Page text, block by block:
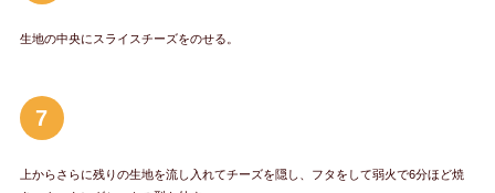
生地の中央にスライスチーズをのせる。
7
上からさらに残りの生地を流し入れてチーズを隠し、フタをして弱火で6分ほど焼